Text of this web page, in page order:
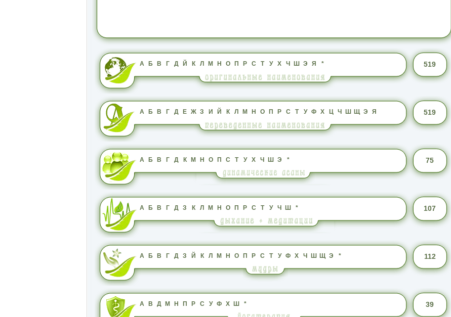
А Б В Г Д Й К Л М Н О П Р С Т У Х Ч Ш Э Я * 519
А Б В Г Д Е Ж З И Й К Л М Н О П Р С Т У Ф Х Ц Ч Ш Щ Э Я 519
А Б В Г Д К М Н О П С Т У Х Ч Ш Э * 75
А Б В Г Д З К Л М Н О П Р С Т У Ч Ш * 107
А Б В Г Д З Й К Л М Н О П Р С Т У Ф Х Ч Ш Щ Э * 112
А В Д М Н П Р С У Ф Х Ш * 39